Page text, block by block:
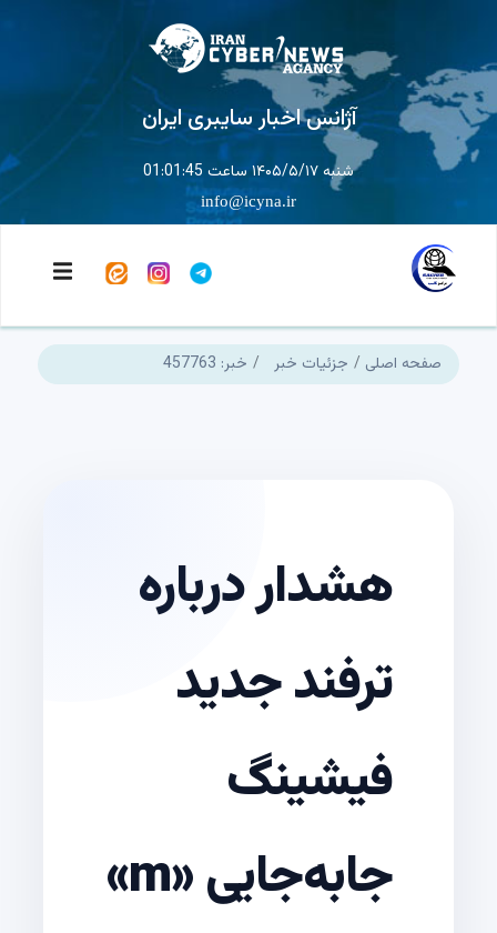
آژانس اخبار سایبری ایران
شنبه ۱۴۰۵/۵/۱۷ ساعت 01:01:45
info@icyna.ir
صفحه اصلی جزئیات خبر خبر: 457763
هشدار درباره
ترفند جدید
فیشینگ
جابه‌جایی «m»